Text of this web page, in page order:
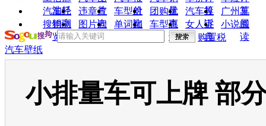
油耗
片
价
量
算
算
汽车经
销商
违章查
询
车型对
比
团购优
惠
汽车投
诉
广州车
展
搜狗浏
览器
图片欣
赏
单词翻
车型查
询
女人宝
典
小说阅
读
购置税
汽车壁纸
小排量车可上牌 部